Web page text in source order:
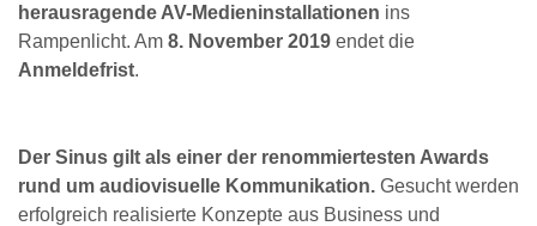
herausragende AV-Medieninstallationen ins
Rampenlicht. Am 8. November 2019 endet die
Anmeldefrist.
Der Sinus gilt als einer der renommiertesten Awards
rund um audiovisuelle Kommunikation. Gesucht werden
erfolgreich realisierte Konzepte aus Business und